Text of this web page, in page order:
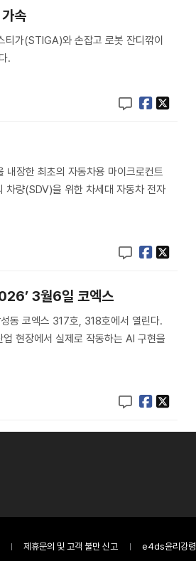
속
가(STIGA)와 손잡고 로봇 잔디깎이
.
장한 최초의 자동차용 마이크로컨트
량(SDV)을 위한 차세대 자동차 전자
3월6일 코엑스
동 코엑스 317호, 318호에서 열린다.
현장에서 실제로 작동하는 AI 구현을
제휴문의 및 고객 불만 신고 e4ds윤리강령